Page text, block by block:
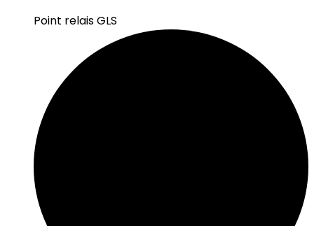
Point relais GLS